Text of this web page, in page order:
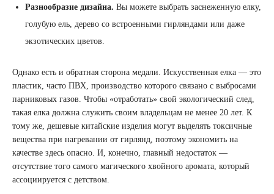
Разнообразие дизайна. Вы можете выбрать заснеженную елку,
голубую ель, дерево со встроенными гирляндами или даже
экзотических цветов.
Однако есть и обратная сторона медали. Искусственная елка — это
пластик, часто ПВХ, производство которого связано с выбросами
парниковых газов. Чтобы «отработать» свой экологический след,
такая елка должна служить своим владельцам не менее 20 лет. К
тому же, дешевые китайские изделия могут выделять токсичные
вещества при нагревании от гирлянд, поэтому экономить на
качестве здесь опасно. И, конечно, главный недостаток —
отсутствие того самого магического хвойного аромата, который
ассоциируется с детством.